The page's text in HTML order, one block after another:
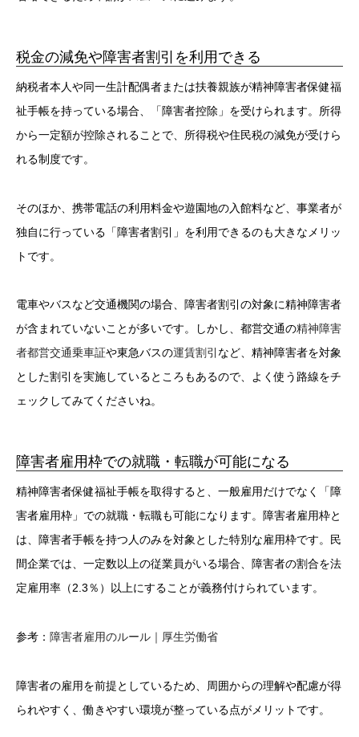
税金の減免や障害者割引を利用できる
納税者本人や同一生計配偶者または扶養親族が精神障害者保健福
祉手帳を持っている場合、「障害者控除」を受けられます。所得
から一定額が控除されることで、所得税や住民税の減免が受けら
れる制度です。
そのほか、携帯電話の利用料金や遊園地の入館料など、事業者が
独自に行っている「障害者割引」を利用できるのも大きなメリッ
トです。
電車やバスなど交通機関の場合、障害者割引の対象に精神障害者
が含まれていないことが多いです。しかし、都営交通の精神障害
者都営交通乗車証や東急バスの運賃割引 など、精神障害者を対象
とした割引を実施しているところもあるので、よく使う路線をチ
ェックしてみてくださいね。
障害者雇用枠での就職・転職が可能になる
精神障害者保健福祉手帳を取得すると、一般雇用だけでなく「障
害者雇用枠」での就職・転職も可能になります。障害者雇用枠と
は、障害者手帳を持つ人のみを対象とした特別な雇用枠です。民
間企業では、一定数以上の従業員がいる場合、障害者の割合を法
定雇用率（2.3％）以上にすることが義務付けられています。
参考： 障害者雇用のルール｜厚生労働省
障害者の雇用を前提としているため、周囲からの理解や配慮が得
られやすく、働きやすい環境が整っている点がメリットです。